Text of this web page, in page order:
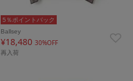
5％ポイントバック
Ballsey
¥18,480 30%OFF
再入荷